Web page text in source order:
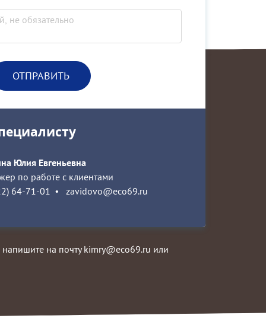
Юлия Евгеньевна
по работе с клиентами
64-71-01 • zavidovo@eco69.ru
на почту kimry@eco69.ru или